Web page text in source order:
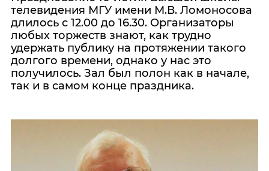
телевидения МГУ имени М.В. Ломоносова
длилось с 12.00 до 16.30. Организаторы
любых торжеств знают, как трудно
удержать публику на протяжении такого
долгого времени, однако у нас это
получилось. Зал был полон как в начале,
так и в самом конце праздника.